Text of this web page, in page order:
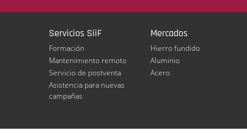
Servicios SiiF
Formación
Mantenimiento remoto
Servicio de postventa
Asistencia para nuevas
campañas
Mercados
Hierro fundido
Aluminio
Acero